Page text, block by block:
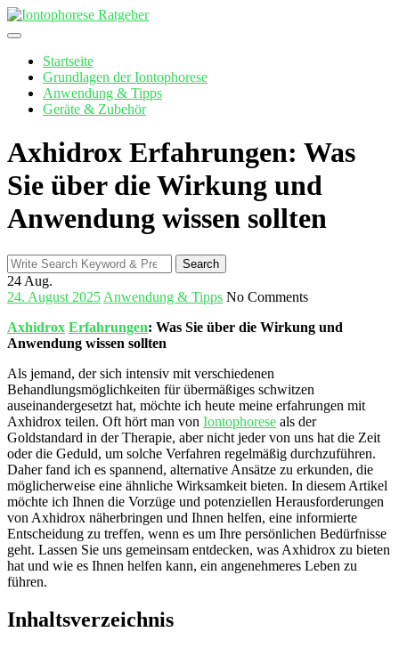
Skip
to
Startseite
Grundlagen der Iontophorese
Anwendung & Tipps
Geräte & Zubehör
Axhidrox Erfahrungen: Was
Sie über die Wirkung und
Anwendung wissen sollten
Search
for:
Search
24 Aug.
24. August 2025 Anwendung & Tipps No Comments
Axhidrox Erfahrungen: Was Sie über die Wirkung und
Anwendung wissen sollten
Als jemand, der sich intensiv mit verschiedenen
Behandlungsmöglichkeiten ⁢für‍ übermäßiges schwitzen
auseinandergesetzt hat, möchte ich heute ‍meine erfahrungen mit
Axhidrox teilen. Oft hört man von Iontophorese ⁣ als ⁢der
Goldstandard‌ in der Therapie, aber nicht jeder von uns hat die Zeit
oder die Geduld, um solche Verfahren regelmäßig durchzuführen.
Daher fand ich es spannend, alternative Ansätze zu erkunden, die
möglicherweise eine ähnliche Wirksamkeit bieten. In diesem‍ Artikel
möchte ich Ihnen die ‍Vorzüge und ⁣potenziellen Herausforderungen
von⁣ Axhidrox näherbringen und ⁣Ihnen helfen, ⁢eine informierte
Entscheidung zu treffen, wenn es um Ihre persönlichen Bedürfnisse‌
geht. Lassen Sie uns gemeinsam entdecken, was Axhidrox zu bieten
hat und⁢ wie ‌es Ihnen helfen ​kann, ein angenehmeres Leben zu
führen.
Inhaltsverzeichnis